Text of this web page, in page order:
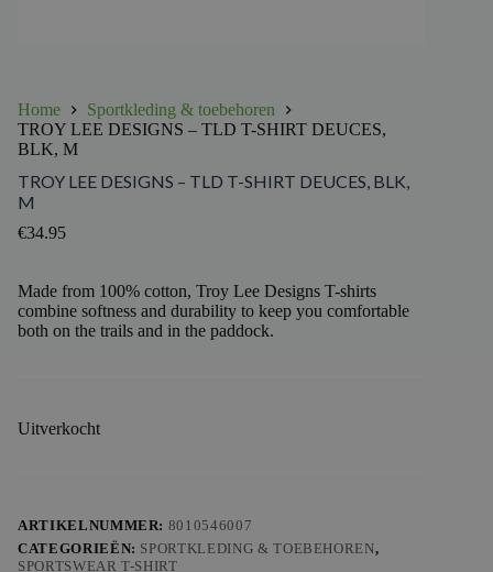
Home
Sportkleding & toebehoren
TROY LEE DESIGNS – TLD T-SHIRT DEUCES,
BLK, M
TROY LEE DESIGNS – TLD T-SHIRT DEUCES, BLK,
M
€34.95
Made from 100% cotton, Troy Lee Designs T-shirts
combine softness and durability to keep you comfortable
both on the trails and in the paddock.
Uitverkocht
ARTIKELNUMMER: 8010546007
CATEGORIEËN: SPORTKLEDING & TOEBEHOREN,
SPORTSWEAR T-SHIRT